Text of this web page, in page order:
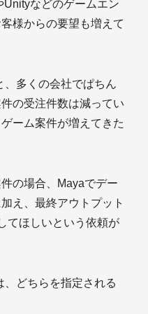
などのゲームエン
様からの要望も増えて
、多くの会社でぱちん
の受注件数は減ってい
ーム案件が増えてきた
の場合、Mayaでデー
え、最終アウトプット
てほしいという依頼が
、どちらを指定される